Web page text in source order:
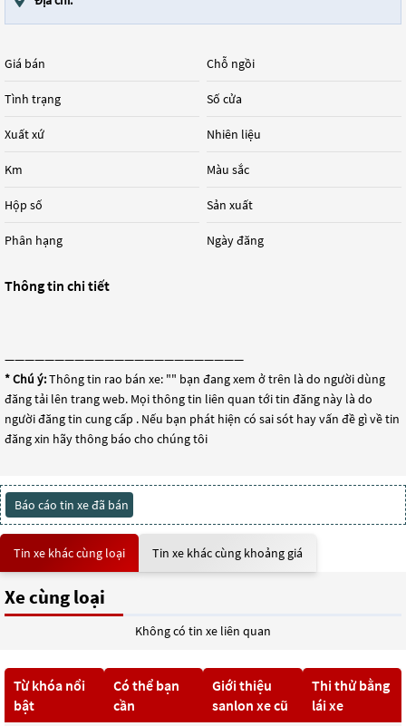
Giá bán
Tình trạng
Xuất xứ
Km
Hộp số
Phân hạng
Chỗ ngồi
Số cửa
Nhiên liệu
Màu sắc
Sản xuất
Ngày đăng
Thông tin chi tiết
————————————————————————
* Chú ý:Thông tin rao bán xe: "" bạn đang xem ở trên là do người dùng
đăng tải lên trang web. Mọi thông tin liên quan tới tin đăng này là do
người đăng tin cung cấp . Nếu bạn phát hiện có sai sót hay vấn đề gì về tin
đăng xin hãy thông báo cho chúng tôi
Báo cáo tin xe đã bán
Tin xe khác cùng loại Tin xe khác cùng khoảng giá
Xe cùng loại
Không có tin xe liên quan
Từ khóa nổi
bật
Có thể bạn
cần
Giới thiệu
sanlon xe cũ
Thi thử bằng
lái xe